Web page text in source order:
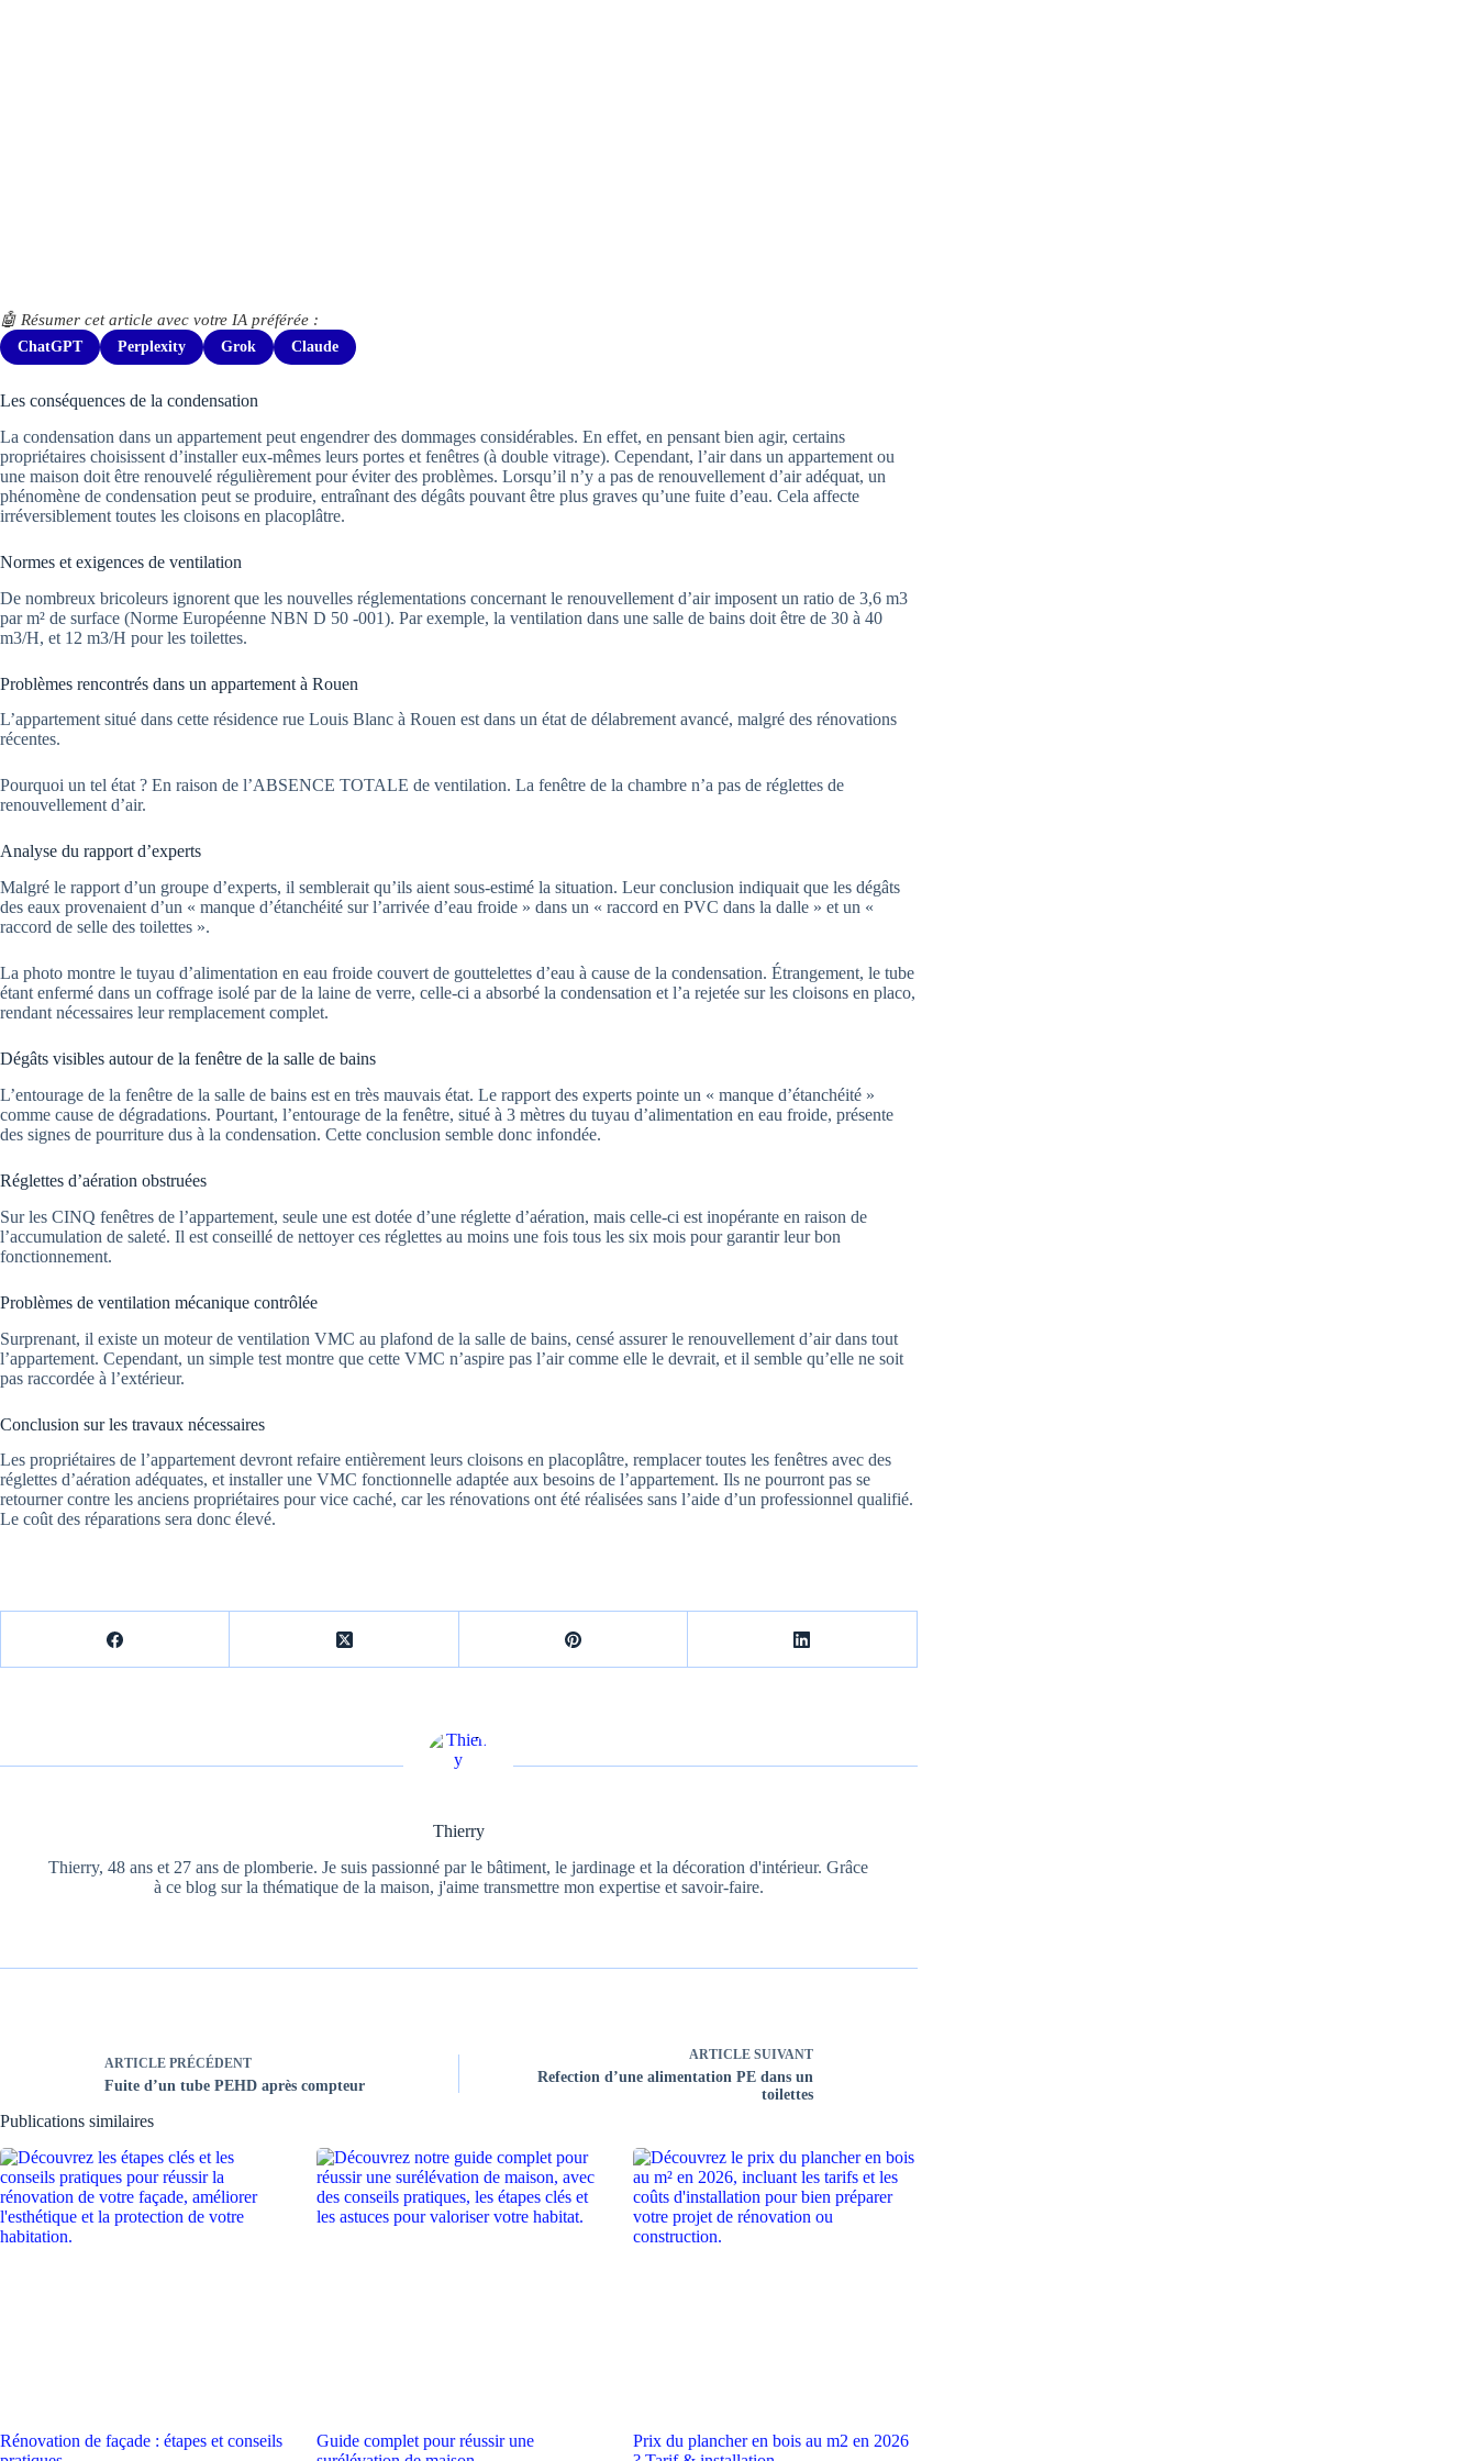
🤖 Résumer cet article avec votre IA préférée :
ChatGPT Perplexity Grok Claude
Les conséquences de la condensation
La condensation dans un appartement peut engendrer des dommages considérables. En effet, en pensant bien agir, certains
propriétaires choisissent d’installer eux-mêmes leurs portes et fenêtres (à double vitrage). Cependant, l’air dans un appartement ou
une maison doit être renouvelé régulièrement pour éviter des problèmes. Lorsqu’il n’y a pas de renouvellement d’air adéquat, un
phénomène de condensation peut se produire, entraînant des dégâts pouvant être plus graves qu’une fuite d’eau. Cela affecte
irréversiblement toutes les cloisons en placoplâtre.
Normes et exigences de ventilation
De nombreux bricoleurs ignorent que les nouvelles réglementations concernant le renouvellement d’air imposent un ratio de 3,6 m3
par m² de surface (Norme Européenne NBN D 50 -001). Par exemple, la ventilation dans une salle de bains doit être de 30 à 40
m3/H, et 12 m3/H pour les toilettes.
Problèmes rencontrés dans un appartement à Rouen
L’appartement situé dans cette résidence rue Louis Blanc à Rouen est dans un état de délabrement avancé, malgré des rénovations
récentes.
Pourquoi un tel état ? En raison de l’ABSENCE TOTALE de ventilation. La fenêtre de la chambre n’a pas de réglettes de
renouvellement d’air.
Analyse du rapport d’experts
Malgré le rapport d’un groupe d’experts, il semblerait qu’ils aient sous-estimé la situation. Leur conclusion indiquait que les dégâts
des eaux provenaient d’un « manque d’étanchéité sur l’arrivée d’eau froide » dans un « raccord en PVC dans la dalle » et un «
raccord de selle des toilettes ».
La photo montre le tuyau d’alimentation en eau froide couvert de gouttelettes d’eau à cause de la condensation. Étrangement, le tube
étant enfermé dans un coffrage isolé par de la laine de verre, celle-ci a absorbé la condensation et l’a rejetée sur les cloisons en placo,
rendant nécessaires leur remplacement complet.
Dégâts visibles autour de la fenêtre de la salle de bains
L’entourage de la fenêtre de la salle de bains est en très mauvais état. Le rapport des experts pointe un « manque d’étanchéité »
comme cause de dégradations. Pourtant, l’entourage de la fenêtre, situé à 3 mètres du tuyau d’alimentation en eau froide, présente
des signes de pourriture dus à la condensation. Cette conclusion semble donc infondée.
Réglettes d’aération obstruées
Sur les CINQ fenêtres de l’appartement, seule une est dotée d’une réglette d’aération, mais celle-ci est inopérante en raison de
l’accumulation de saleté. Il est conseillé de nettoyer ces réglettes au moins une fois tous les six mois pour garantir leur bon
fonctionnement.
Problèmes de ventilation mécanique contrôlée
Surprenant, il existe un moteur de ventilation VMC au plafond de la salle de bains, censé assurer le renouvellement d’air dans tout
l’appartement. Cependant, un simple test montre que cette VMC n’aspire pas l’air comme elle le devrait, et il semble qu’elle ne soit
pas raccordée à l’extérieur.
Conclusion sur les travaux nécessaires
Les propriétaires de l’appartement devront refaire entièrement leurs cloisons en placoplâtre, remplacer toutes les fenêtres avec des
réglettes d’aération adéquates, et installer une VMC fonctionnelle adaptée aux besoins de l’appartement. Ils ne pourront pas se
retourner contre les anciens propriétaires pour vice caché, car les rénovations ont été réalisées sans l’aide d’un professionnel qualifié.
Le coût des réparations sera donc élevé.
Thierry
Thierry, 48 ans et 27 ans de plomberie. Je suis passionné par le bâtiment, le jardinage et la décoration d'intérieur. Grâce
à ce blog sur la thématique de la maison, j'aime transmettre mon expertise et savoir-faire.
ARTICLE PRÉCÉDENT
Fuite d’un tube PEHD après compteur
ARTICLESUIVANT
Refection d’une alimentation PE dans un
toilettes
Publications similaires
Rénovation de façade : étapes et conseils
Guide complet pour réussir une
Prix du plancher en bois au m2 en 2026